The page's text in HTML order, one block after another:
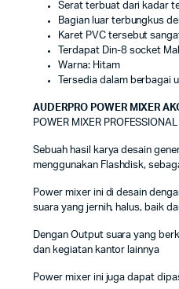
Serat terbuat dari kadar
Bagian luar terbungkus
Karet PVC tersebut
Terdapat Din-8 socket
Warna: Hitam
Tersedia dalam berbagai
AUDERPRO POWER MIXER
POWER MIXER
Sebuah hasil karya desain
menggunakan Flashdisk,
Power mixer ini di desain
suara yang jernih, halus, baik
Dengan Output suara yang
dan kegiatan kantor lainnya
Power mixer ini juga dapat